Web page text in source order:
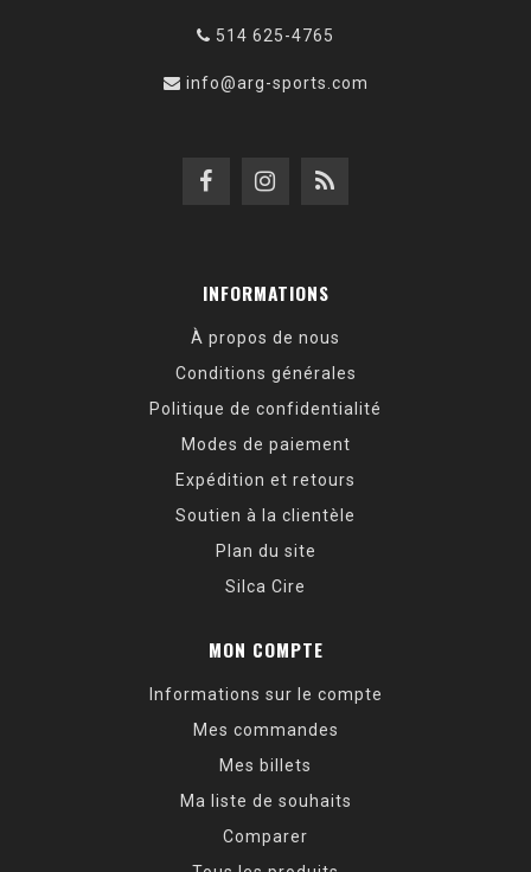
514 625-4765
info@arg-sports.com
INFORMATIONS
À propos de nous
Conditions générales
Politique de confidentialité
Modes de paiement
Expédition et retours
Soutien à la clientèle
Plan du site
Silca Cire
MON COMPTE
Informations sur le compte
Mes commandes
Mes billets
Ma liste de souhaits
Comparer